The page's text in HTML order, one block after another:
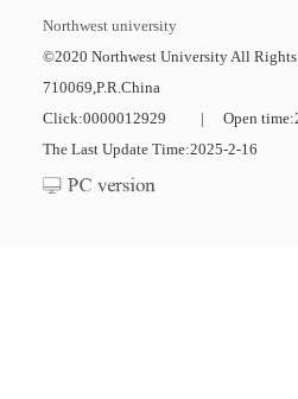
Northwest university
©2020 Northwest University All Rights
710069,P.R.China
Click:0000012929 | Open time:
The Last Update Time:2025-2-16